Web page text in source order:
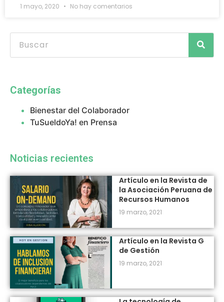
1 mayo, 2020 No hay comentarios
Categorías
Bienestar del Colaborador
TuSueldoYa! en Prensa
Noticias recientes
Artículo en la Revista de
la Asociación Peruana de
Recursos Humanos
19 marzo, 2021
Artículo en la Revista G
de Gestión
19 marzo, 2021